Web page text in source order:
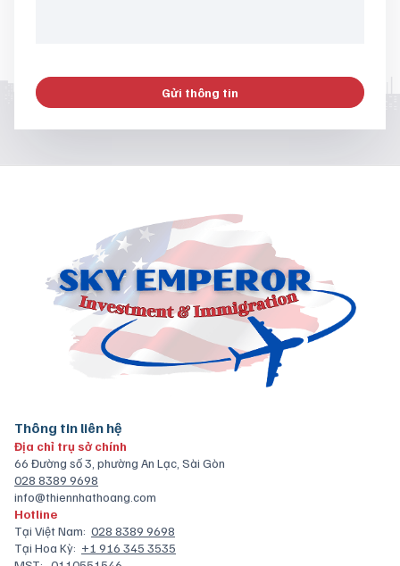
Gửi thông tin
Thông tin liên hệ
Địa chỉ trụ sở chính
66 Đường số 3, phường An Lạc, Sài Gòn
028 8389 9698
info@thiennhathoang.com
Hotline
Tại Việt Nam: 028 8389 9698
Tại Hoa Kỳ: +1 916 345 3535